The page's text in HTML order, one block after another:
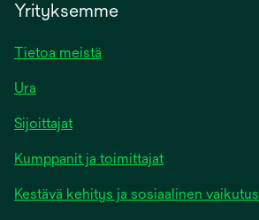
Yrityksemme
Tietoa meistä
Ura
Sijoittajat
Kumppanit ja toimittajat
Kestävä kehitys ja sosiaalinen vaikutus